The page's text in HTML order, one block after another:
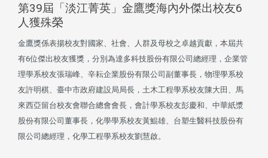
第39屆「淡江菁英」金鷹獎海內外傑出校友6
人獲殊榮
金鷹獎係表揚校友對國家、社會、人群及母校之卓越貢獻，本屆共
有6位傑出校友獲獎，分別為達多科技股份有限公司總經理，企業管
理學系校友張瑞峰、辛耘企業股份有限公司副董事長，物理學系校
友許明棋、臺中市政府建設局局長，土木工程學系校友陳大田、馬
來西亞留台校友會聯合總會會長，會計學系校友彭慶和、中華紙漿
股份有限公司董事長，化學學系校友黃鯤雄、台塑生醫科技股份有
限公司總經理，化學工程學系校友劉慧啟。